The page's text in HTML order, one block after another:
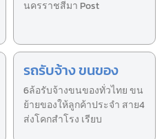
นครราชสีมา Post
รถรับจ้าง ขนของ
6ล้อรับจ้างขนของทั่วไทย ขน
ย้ายของให้ลูกค้าประจำ สาย4
ส่งโคกสำโรง เรียบ